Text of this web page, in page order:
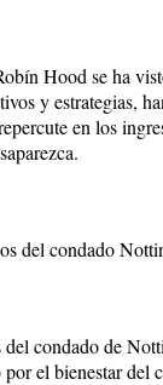
Hood se ha
y estrategias,
en los
del condado
del condado de
el bienestar del